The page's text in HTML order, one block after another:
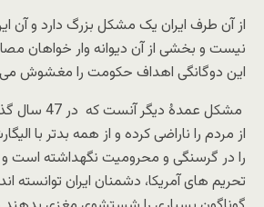
از آن طرف ایران یک مشکل بزرگ دارد و
نیست و بخشی از آن دیوانه وار خواهان
این دوگانگی اهداف حکومت را مغشوش
مشکل عمدهُ
از مردم را ناراضی کرده و از همه بدتر با
را در گرسنگی و محرومیت نگهداشته است
تحریم های آمریکا، دشمنان ایران توانسته